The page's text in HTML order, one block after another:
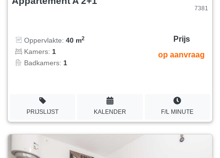
7381
Oppervlakte: 40 m2
Kamers: 1
Badkamers: 1
Prijs
op aanvraag
PRIJSLIJST KALENDER F/L MINUTE